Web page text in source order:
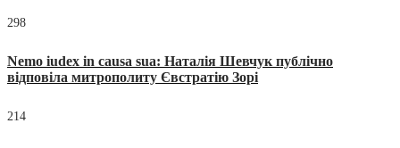
298
Nemo iudex in causa sua: Наталія Шевчук публічно
відповіла митрополиту Євстратію Зорі
214